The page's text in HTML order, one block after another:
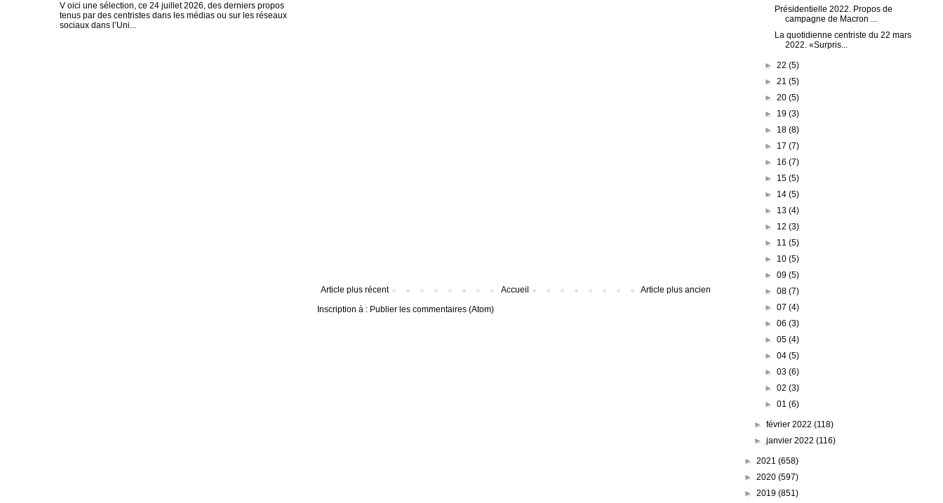
Article plus récent Article plus ancien
Accueil
Inscription à : Publier les commentaires (Atom)
V oici une sélection, ce 24 juillet 2026, des derniers propos
tenus par des centristes dans les médias ou sur les réseaux
sociaux dans l’Uni...
Présidentielle 2022. Propos de
campagne de Macron ...
La quotidienne centriste du 22 mars
2022. «Surpris...
► 22 (5)
► 21 (5)
► 20 (5)
► 19 (3)
► 18 (8)
► 17 (7)
► 16 (7)
► 15 (5)
► 14 (5)
► 13 (4)
► 12 (3)
► 11 (5)
► 10 (5)
► 09 (5)
► 08 (7)
► 07 (4)
► 06 (3)
► 05 (4)
► 04 (5)
► 03 (6)
► 02 (3)
► 01 (6)
►février 2022(118)
►janvier 2022(116)
► 2021 (658)
► 2020 (597)
► 2019 (851)